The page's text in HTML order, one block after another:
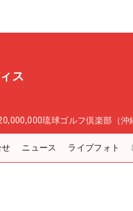
ス
琉球ゴルフ倶楽部（沖
せ ニュース ライブフォト